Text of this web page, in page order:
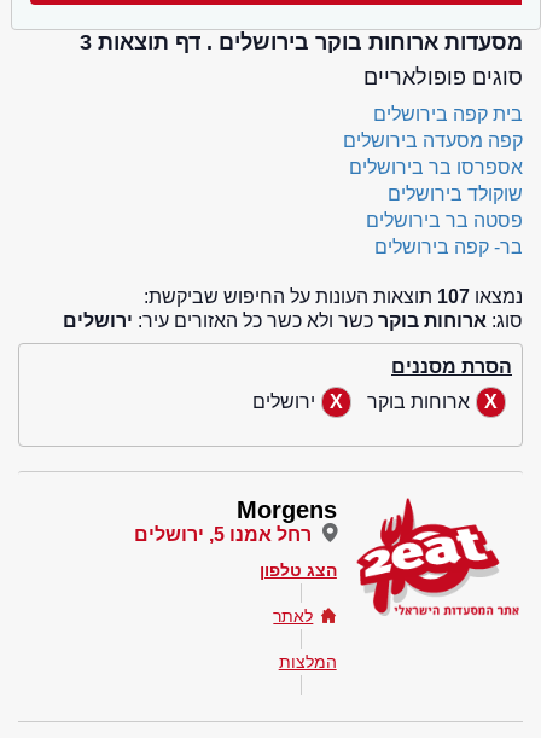
מסעדות ארוחות בוקר בירושלים . דף תוצאות 3
סוגים פופולאריים
בית קפה בירושלים
קפה מסעדה בירושלים
אספרסו בר בירושלים
שוקולד בירושלים
פסטה בר בירושלים
בר- קפה בירושלים
נמצאו 107 תוצאות העונות על החיפוש שביקשת:
סוג: ארוחות בוקר כשר ולא כשר כל האזורים עיר: ירושלים
הסרת מסננים
ארוחות בוקר
ירושלים
Morgens
רחל אמנו 5, ירושלים
הצג טלפון
לאתר
המלצות